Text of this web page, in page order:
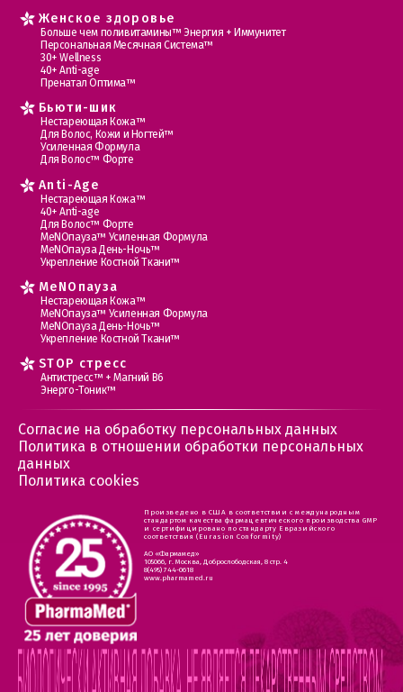
Женское здоровье
Больше чем поливитамины™ Энергия + Иммунитет
Персональная Месячная Система™
30+ Wellness
40+ Anti-age
Пренатал Оптима™
Бьюти-шик
Нестареющая Кожа™
Для Волос, Кожи и Ногтей™
Усиленная Формула
Для Волос™ Форте
Anti-Age
Нестареющая Кожа™
40+ Anti-age
Для Волос™ Форте
МеNOпауза™ Усиленная Формула
МеNOпауза День-Ночь™
Укрепление Костной Ткани™
MеNOпауза
Нестареющая Кожа™
МеNOпауза™ Усиленная Формула
МеNOпауза День-Ночь™
Укрепление Костной Ткани™
STOP стресс
Антистресс™ + Магний В6
Энерго-Тоник™
Согласие на обработку персональных данных
Политика в отношении обработки персональных
данных
Политика cookies
Произведено в США в соответствии с международным
стандартом качества фармацевтического производства GMP
и сертифицировано по стандарту Евразийского
соответствия (Eurasion Conformity)
АО «Фармамед»
105066, г. Москва, Доброслободская, 8 стр. 4
8(495) 744-0618
www.pharmamed.ru